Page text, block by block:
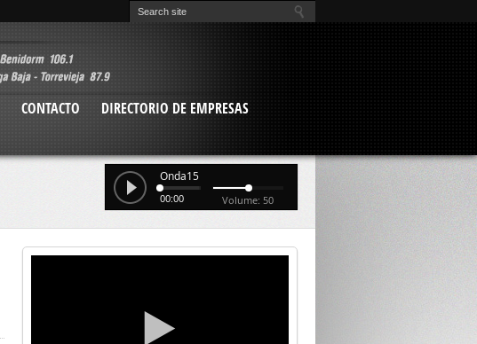
CONTACTO
DIRECTORIO DE EMPRESAS
Onda15
00:00 Volume: 50